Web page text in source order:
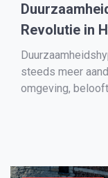
Revolutie in
steeds meer
omgeving,
van
op wat een